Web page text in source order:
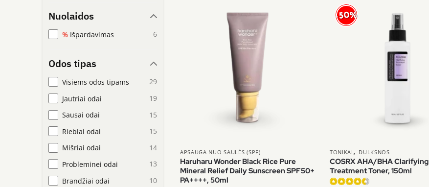
APSAUGA NUO SAULĖS (SPF)
Haruharu Wonder Black Rice Pure
Mineral Relief Daily Sunscreen SPF50+
PA++++, 50ml
-50%
TONIKAI , DULKSNOS
COSRX AHA/BHA Clarifying
Treatment Toner, 150ml
Nuolaidos
Išpardavimas 6
Odos tipas
Visiems odos tipams
29
Jautriai odai
19
Sausai odai
15
Riebiai odai
15
Mišriai odai
14
Probleminei odai
13
Brandžiai odai
10